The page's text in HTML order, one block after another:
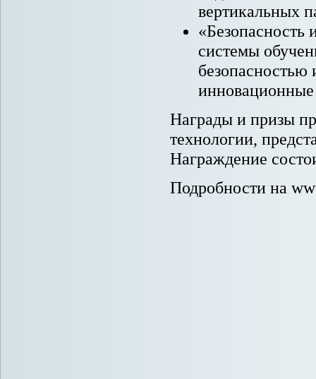
вертикальных
«Безопасность
системы
безопасностью
Награды и призы
технологии,
Награждение
Подробности на